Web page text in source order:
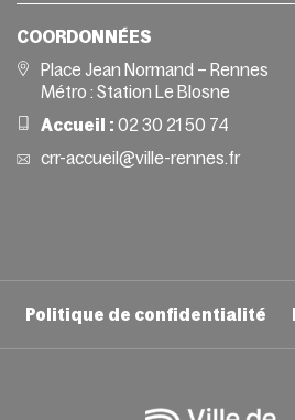
COORDONNÉES
Place Jean Normand – Rennes
Métro : Station Le Blosne
Accueil : 02 30 21 50 74
crr-accueil@ville-rennes.fr
Politique de confidentialité